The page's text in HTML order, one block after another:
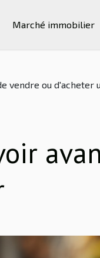
Marché immobilier
vendre ou